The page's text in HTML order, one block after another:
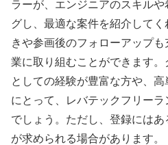
ラーが、エンジニアのスキル
グし、最適な案件を紹介して
きや参画後のフォローアップ
業に取り組むことができます
としての経験が豊富な方や、
にとって、レバテックフリー
でしょう。ただし、登録には
が求められる場合があります。